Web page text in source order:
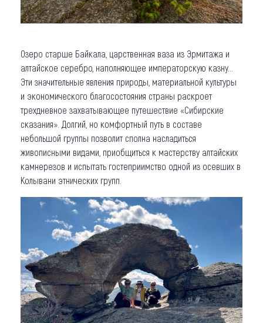
Озеро старше Байкала, царственная ваза из Эрмитажа и
алтайское серебро, наполняющее императорскую казну…
Эти значительные явления природы, материальной культуры
и экономического благосостояния страны раскроет
трехдневное захватывающее путешествие «Сибирские
сказания». Долгий, но комфортный путь в составе
небольшой группы позволит сполна насладиться
живописными видами, приобщиться к мастерству алтайских
камнерезов и испытать гостеприимство одной из осевших в
Колывани этнических групп.